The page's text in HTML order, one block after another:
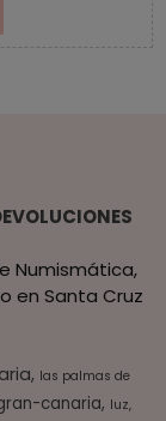
Numismática,
en Santa Cruz
las palmas de
canaria luz